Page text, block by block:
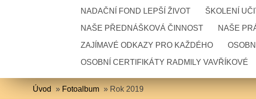
NADAČNÍ FOND LEPŠÍ ŽIVOT ŠKOLENÍ
NAŠE PŘEDNÁŠKOVÁ ČINNOST NAŠE
ZAJÍMAVÉ ODKAZY PRO KAŽDÉHO
OSOBNÍ CERTIFIKÁTY RADMILY VAVŘÍKOVÉ
Úvod » Fotoalbum » Rok 2019